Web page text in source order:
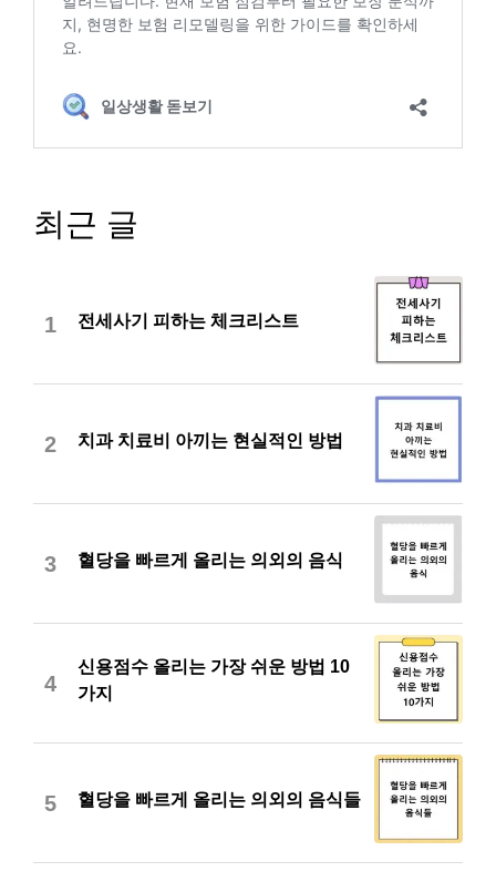
최근 글
1 전세사기 피하는 체크리스트
2 치과 치료비 아끼는 현실적인 방법
3 혈당을 빠르게 올리는 의외의 음식
4
신용점수 올리는 가장 쉬운 방법 10
가지
5 혈당을 빠르게 올리는 의외의 음식들